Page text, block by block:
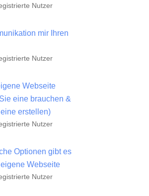
Nutzer
mir Ihren
Nutzer
Webseite
eine brauchen &
erstellen)
Nutzer
Optionen gibt es
Webseite
Nutzer